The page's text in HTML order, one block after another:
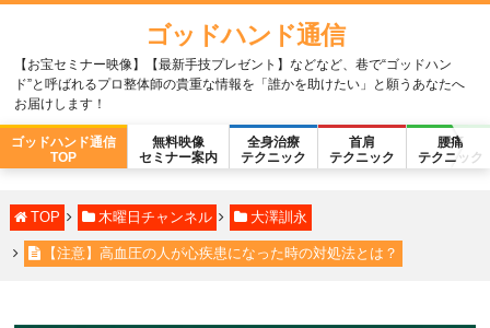
ゴッドハンド通信
【お宝セミナー映像】【最新手技プレゼント】などなど、巷で“ゴッドハン
ド”と呼ばれるプロ整体師の貴重な情報を「誰かを助けたい」と願うあなたへ
お届けします！
ゴッドハンド通信
TOP
無料映像
セミナー案内
全身治療
テクニック
首肩
テクニック
腰痛
テクニック
TOP 木曜日チャンネル 大澤訓永
【注意】高血圧の人が心疾患になった時の対処法とは？